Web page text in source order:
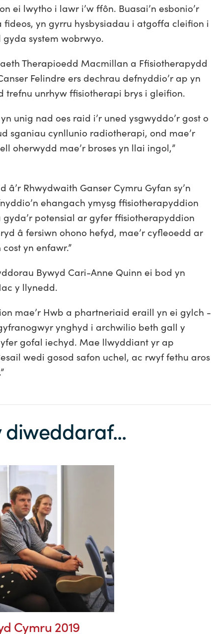
lwytho i lawr i’w ffôn. Buasai’n esbonio’r
fideos, yn gyrru hysbysiadau i atgoffa cleifion i
system wobrwyo.
Therapioedd Macmillan a Ffisiotherapydd
Felindre ers dechrau defnyddio’r ap yn
trefnu unrhyw ffisiotherapi brys i gleifion.
unig nad oes raid i’r uned ysgwyddo’r gost o
sganiau cynllunio radiotherapi, ond mae’r
oherwydd mae’r broses yn llai ingol,”
Rhwydwaith Ganser Cymru Gyfan sy’n
ehangach ymysg ffisiotherapyddion
potensial ar gyfer ffisiotherapyddion
â fersiwn ohono hefyd, mae’r cyfleoedd ar
yn enfawr.”
Bywyd Cari-Anne Quinn ei bod yn
y llynedd.
mae’r Hwb a phartneriaid eraill yn ei gylch -
ynghyd i archwilio beth gall y
gofal iechyd. Mae llwyddiant yr ap
wedi gosod safon uchel, ac rwyf fethu aros
Cymru 2019